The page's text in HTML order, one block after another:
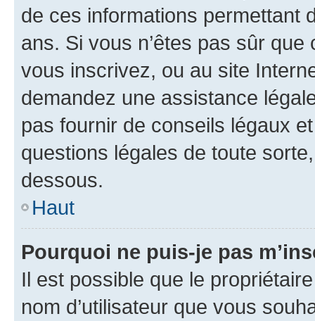
de ces informations permettant
ans. Si vous n’êtes pas sûr
vous inscrivez, ou au site
demandez une assistance
pas fournir de conseils légaux
questions légales de toute
dessous.
Haut
Pourquoi ne puis-je pas
Il est possible que le
nom d’utilisateur que vous